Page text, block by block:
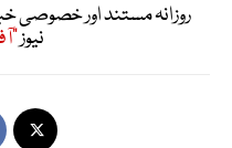
روزانہ مستند اور
نیوز